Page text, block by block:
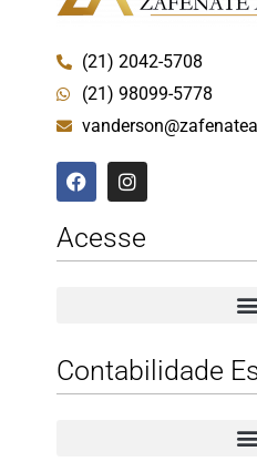
(21) 2042-5708
(21) 98099-5778
Acesse
Contabilidade